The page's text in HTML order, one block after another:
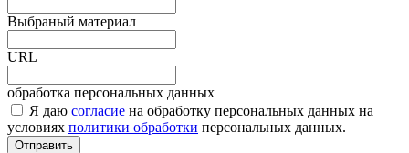
Выбраный материал
URL
обработка персональных данных
Я даю согласие на обработку персональных данных на
условиях политики обработки персональных данных.
Отправить